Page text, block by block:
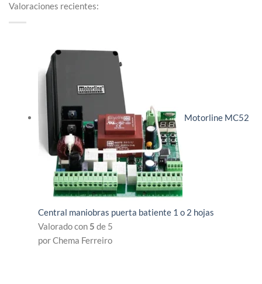
Valoraciones recientes:
Motorline MC52
Central maniobras puerta batiente 1 o 2 hojas
Valorado con5 de 5
por Chema Ferreiro